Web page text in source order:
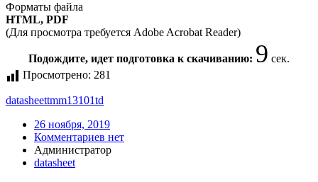
Форматы файла
HTML, PDF
(Для просмотра требуется Adobe Acrobat Reader)
Подождите, идет подготовка к скачиванию: 9 сек.
Просмотрено: 281
datasheettmm13101td
26 ноября, 2019
Комментариев нет
Администратор
datasheet